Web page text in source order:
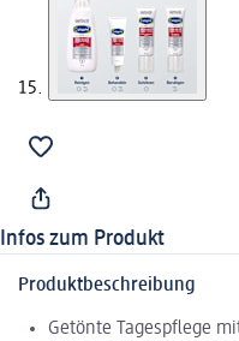
Infos zum Produkt
Produktbeschreibung
Getönte Tagespflege